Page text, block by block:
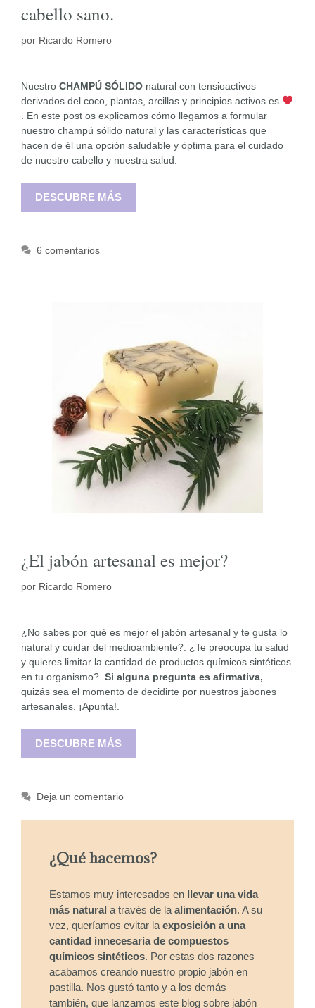
cabello sano.
por Ricardo Romero
Nuestro CHAMPÚ SÓLIDO natural con tensioactivos
derivados del coco, plantas, arcillas y principios activos es
. En este post os explicamos cómo llegamos a formular
nuestro champú sólido natural y las características que
hacen de él una opción saludable y óptima para el cuidado
de nuestro cabello y nuestra salud.
DESCUBRE MÁS
6 comentarios
¿El jabón artesanal es mejor?
por Ricardo Romero
¿No sabes por qué es mejor el jabón artesanal y te gusta lo
natural y cuidar del medioambiente?. ¿Te preocupa tu salud
y quieres limitar la cantidad de productos químicos sintéticos
en tu organismo?. Si alguna pregunta es afirmativa,
quizás sea el momento de decidirte por nuestros jabones
artesanales. ¡Apunta!.
DESCUBRE MÁS
Deja un comentario
¿Qué hacemos?
Estamos muy interesados en llevar una vida
más natural a través de la alimentación. A su
vez, queríamos evitar la exposición a una
cantidad innecesaria de compuestos
químicos sintéticos. Por estas dos razones
acabamos creando nuestro propio jabón en
pastilla. Nos gustó tanto y a los demás
también, que lanzamos este blog sobre jabón